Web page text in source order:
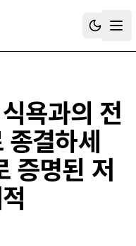
욕과의 전
결하세
증명된 저